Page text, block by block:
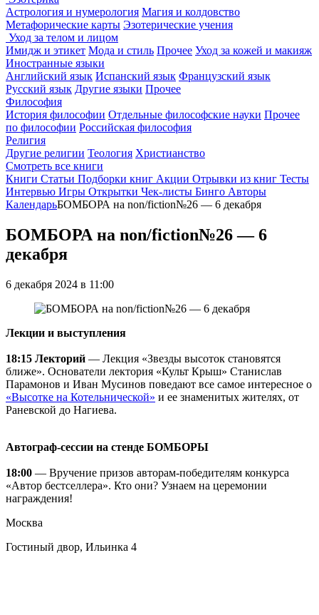
Астрология и нумерология Магия и колдовство
Метафорические карты Эзотерические учения
Уход за телом и лицом
Имидж и этикет Мода и стиль Прочее Уход за кожей и макияж
Иностранные языки
Английский язык Испанский язык Французский язык
Русский язык Другие языки Прочее
Философия
История философии Отдельные философские науки Прочее
по философии Российская философия
Религия
Другие религии Теология Христианство
Смотреть все книги
Книги Статьи Подборки книг Акции Отрывки из книг Тесты
Интервью Игры Открытки Чек-листы Бинго Авторы
КалендарьБОМБОРА на non/fiction№26 — 6 декабря
БОМБОРА на non/fiction№26 — 6
декабря
6 декабря 2024 в 11:00
Лекции и выступления
18:15 Лекторий — Лекция «Звезды высоток становятся
ближе». Основатели лектория «Культ Крыш» Станислав
Парамонов и Иван Мусинов поведают все самое интересное о
«Высотке на Котельнической» и ее знаменитых жителях, от
Раневской до Нагиева.
Автограф-сессии на стенде БОМБОРЫ
18:00 — Вручение призов авторам-победителям конкурса
«Автор бестселлера». Кто они? Узнаем на церемонии
награждения!
Москва
Гостиный двор, Ильинка 4